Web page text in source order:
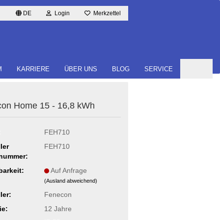
DE Login Merkzettel
KARRIERE ÜBER UNS BLOG SERVICE
Home 15 - 16,8 kWh
FEH710
FEH710
Auf Anfrage
(Ausland abweichend)
Fenecon
12 Jahre